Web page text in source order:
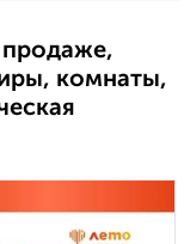
комнаты,